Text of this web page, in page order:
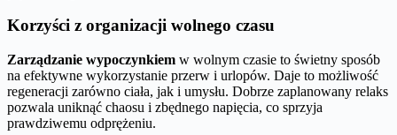
Korzyści z organizacji wolnego czasu
Zarządzanie wypoczynkiem w wolnym czasie to świetny sposób
na efektywne wykorzystanie przerw i urlopów. Daje to możliwość
regeneracji zarówno ciała, jak i umysłu. Dobrze zaplanowany relaks
pozwala uniknąć chaosu i zbędnego napięcia, co sprzyja
prawdziwemu odprężeniu.